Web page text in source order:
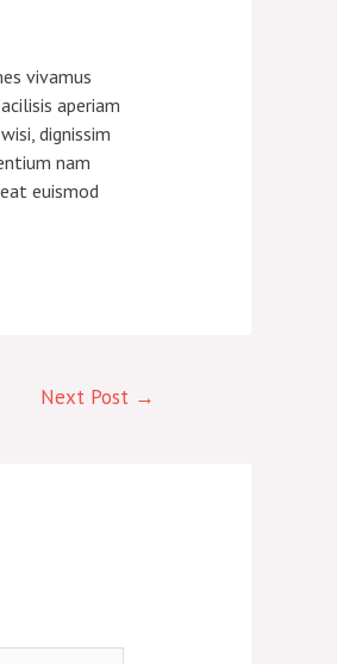
vivamus
aperiam
dignissim
nam
euismod
Next Post →